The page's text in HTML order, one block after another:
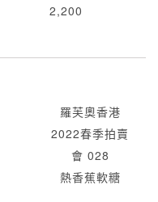
2,200
羅芙奧香港
2022春季拍賣
會 028
熱香蕉軟糖